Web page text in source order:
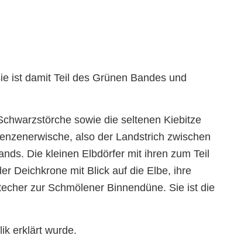
ist damit Teil des Grünen Bandes und
sowie die seltenen Kiebitze
also der Landstrich zwischen
Die kleinen Elbdörfer mit ihren zum Teil
Deichkrone mit Blick auf die Elbe, ihre
zur Schmölener Binnendüne. Sie ist die
erklärt wurde.